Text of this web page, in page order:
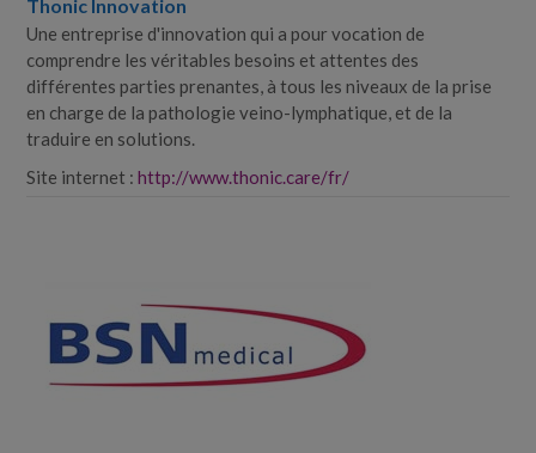
Thonic Innovation
Une entreprise d'innovation qui a pour vocation de
comprendre les véritables besoins et attentes des
différentes parties prenantes, à tous les niveaux de la prise
en charge de la pathologie veino-​lymphatique, et de la
traduire en solutions.
Site internet :http://www.thonic.care/fr/